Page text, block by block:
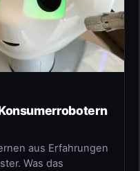
aus Erfahrungen
Was das